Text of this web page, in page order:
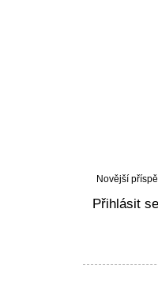
Novější
Přihlásit